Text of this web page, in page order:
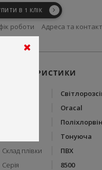
В 1 КЛІК
роботи Адреса та
ХАРАКТЕРИСТИКИ
Oracal
Тонуюча
Склад плівки
ПВХ
Серія
8500